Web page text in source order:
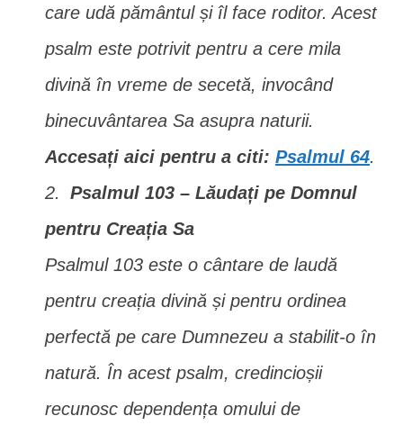
care udă pământul și îl face roditor. Acest
psalm este potrivit pentru a cere mila
divină în vreme de secetă, invocând
binecuvântarea Sa asupra naturii.
Accesați aici pentru a citi: Psalmul 64.
Psalmul 103 – Lăudați pe Domnul
pentru Creația Sa
Psalmul 103 este o cântare de laudă
pentru creația divină și pentru ordinea
perfectă pe care Dumnezeu a stabilit-o în
natură. În acest psalm, credincioșii
recunosc dependența omului de